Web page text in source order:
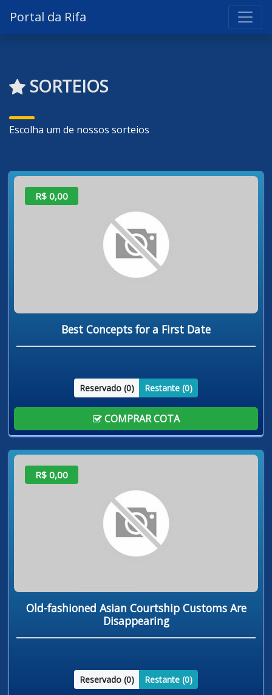
Portal da Rifa
SORTEIOS
Escolha um de nossos sorteios
R$ 0,00
Best Concepts for a First Date
Reservado (0) Restante (0)
COMPRAR COTA
R$ 0,00
Old-fashioned Asian Courtship Customs Are
Disappearing
Reservado (0) Restante (0)